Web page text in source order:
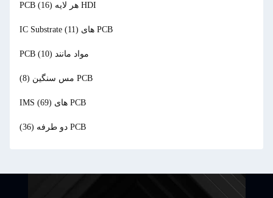
HDI هر لایه PCB (16)
PCB های IC Substrate (11)
مواد مانند PCB (10)
PCB مس سنگین (8)
PCB های IMS (69)
PCB دو طرفه (36)